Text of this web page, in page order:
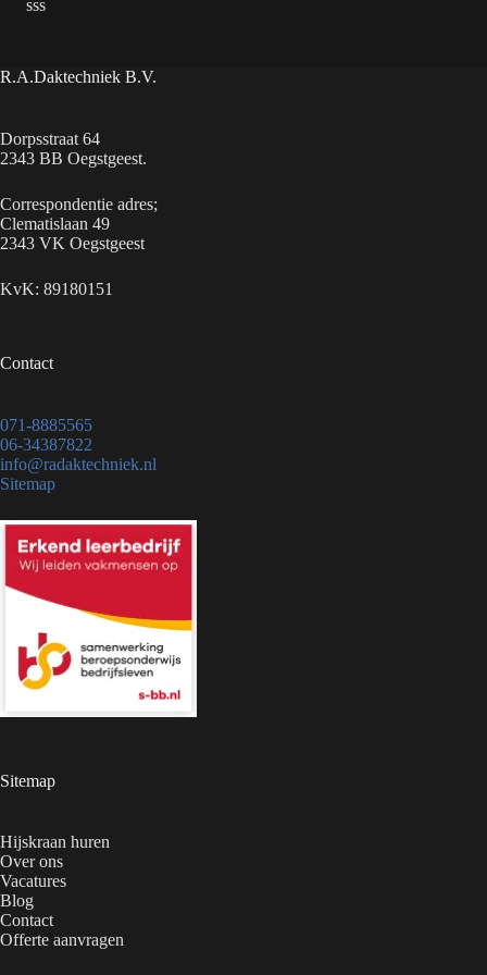
sss
R.A.Daktechniek B.V.
Dorpsstraat 64
2343 BB Oegstgeest.
Correspondentie adres;
Clematislaan 49
2343 VK Oegstgeest
KvK: 89180151
Contact
071-8885565
06-34387822
info@radaktechniek.nl
Sitemap
Sitemap
Hijskraan huren
Over ons
Vacatures
Blog
Contact
Offerte aanvragen